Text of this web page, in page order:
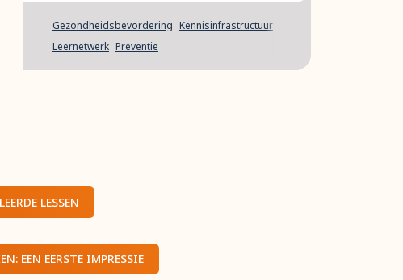
Gezondheidsbevordering Kennisinfrastructuur
Leernetwerk Preventie
LESSEN
EEN EERSTE IMPRESSIE